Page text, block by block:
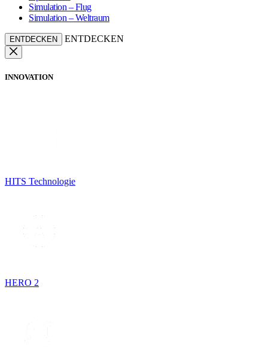
Simulation – Flug
Simulation – Weltraum
ENTDECKEN ENTDECKEN
INNOVATION
HITS Technologie
HERO 2